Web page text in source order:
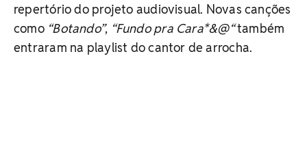
repertório do projeto audiovisual. Novas canções
como “Botando”, “Fundo pra Cara*&@“também
entraram na playlist do cantor de arrocha.